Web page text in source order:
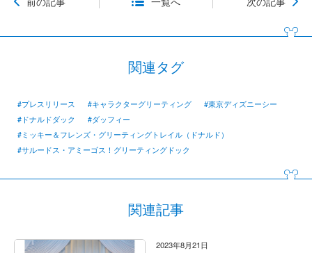
関連タグ
#プレスリリース #キャラクターグリーティング
#東京ディズニーシー
#ドナルドダック
#ダッフィー
#ミッキー＆フレンズ・グリーティングトレイル（ドナルド）
#サルードス・アミーゴス！グリーティングドック
関連記事
2023年8月21日